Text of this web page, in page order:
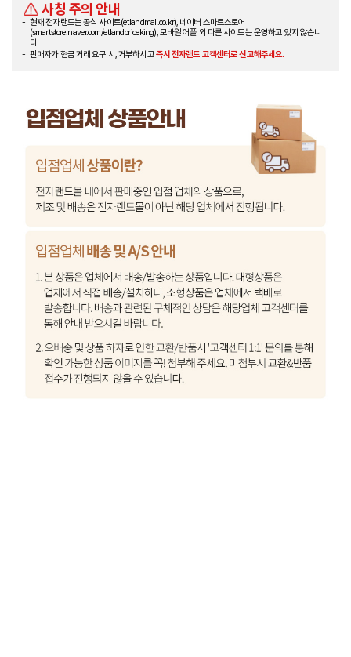
사칭 주의 안내
현재 전자랜드는 공식 사이트(etlandmall.co.kr), 네이버 스마트스토어
(smartstore.naver.com/etlandpriceking), 모바일 어플 외 다른 사이트는 운영하고 있지 않습니
다.
판매자가 현금 거래 요구 시, 거부하시고즉시 전자랜드 고객센터로 신고해주세요.